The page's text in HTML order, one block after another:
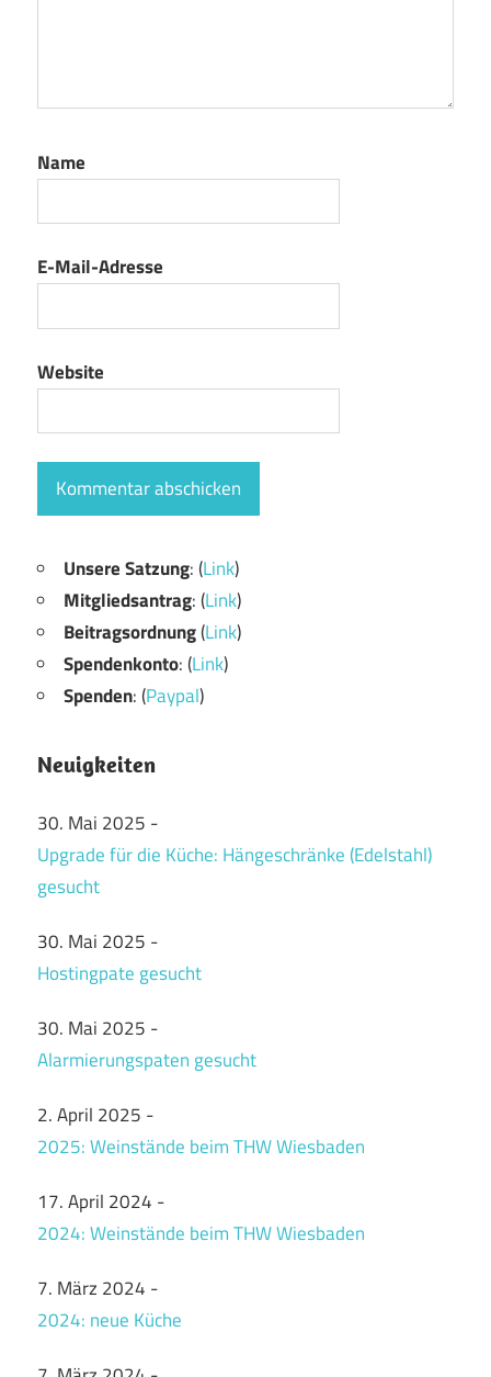
Name
E-Mail-Adresse
Website
Unsere Satzung: (Link)
Mitgliedsantrag: (Link)
Beitragsordnung(Link)
Spendenkonto: (Link)
Spenden: (Paypal)
Neuigkeiten
30. Mai 2025 -
Upgrade für die Küche: Hängeschränke (Edelstahl)
gesucht
30. Mai 2025 -
Hostingpate gesucht
30. Mai 2025 -
Alarmierungspaten gesucht
2. April 2025 -
2025: Weinstände beim THW Wiesbaden
17. April 2024 -
2024: Weinstände beim THW Wiesbaden
7. März 2024 -
2024: neue Küche